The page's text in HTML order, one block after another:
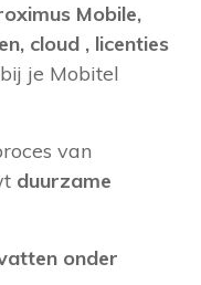
Mobile,
cloud , licenties
je Mobitel
van
duurzame
onder